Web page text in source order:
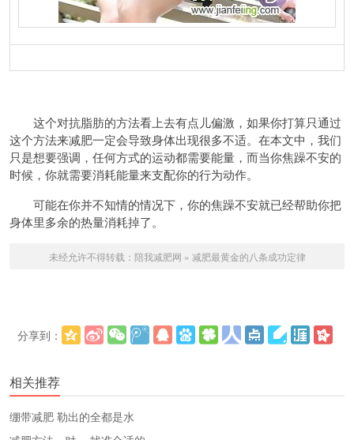
这个对抗脂肪的方法看上去有点儿偏激，如果你打算只通过
这个方法来减肥一定会导致身体出现很多不适。在本文中，我们
只是想要强调，任何方式的运动都需要能量，而当你焦躁不安的
时候，你就需要消耗能量来支配你的行为动作。
可能在你并不知情的情况下，你的焦躁不安就已经帮助你把
身体里多余的热量消耗掉了。
未经允许不得转载： 陪我减肥网 » 减肥最黄金的八条成功定律
分享到：
相关推荐
绷带减肥 勒出的全都是水